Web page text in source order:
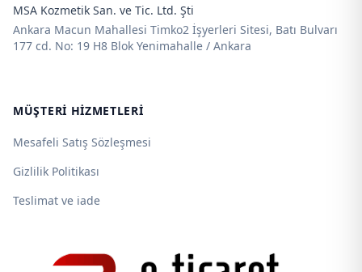
MSA Kozmetik San. ve Tic. Ltd. Şti
Ankara Macun Mahallesi Timko2 İşyerleri Sitesi, Batı Bulvarı
177 cd. No: 19 H8 Blok Yenimahalle / Ankara
MÜŞTERI HIZMETLERI
Mesafeli Satış Sözleşmesi
Gizlilik Politikası
Teslimat ve iade